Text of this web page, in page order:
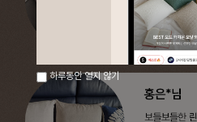
하루동안 열지 않기